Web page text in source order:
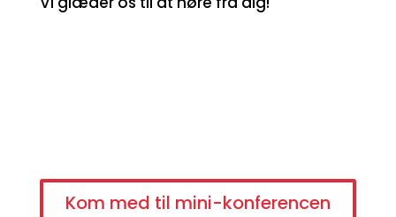
Kom med til mini-konferencen